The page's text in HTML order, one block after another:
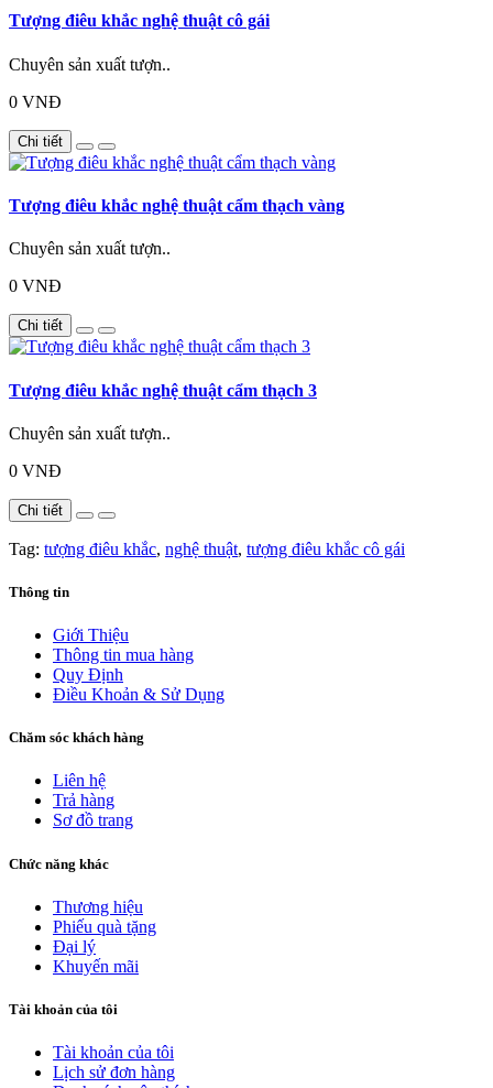
Tượng điêu khắc nghệ thuật cô gái
Chuyên sản xuất tượn..
0 VNĐ
Chi tiết
Tượng điêu khắc nghệ thuật cẩm thạch vàng
Chuyên sản xuất tượn..
0 VNĐ
Chi tiết
Tượng điêu khắc nghệ thuật cẩm thạch 3
Chuyên sản xuất tượn..
0 VNĐ
Chi tiết
Tag: tượng điêu khắc, nghệ thuật, tượng điêu khắc cô gái
Thông tin
Giới Thiệu
Thông tin mua hàng
Quy Định
Điều Khoản & Sử Dụng
Chăm sóc khách hàng
Liên hệ
Trả hàng
Sơ đồ trang
Chức năng khác
Thương hiệu
Phiếu quà tặng
Đại lý
Khuyến mãi
Tài khoản của tôi
Tài khoản của tôi
Lịch sử đơn hàng